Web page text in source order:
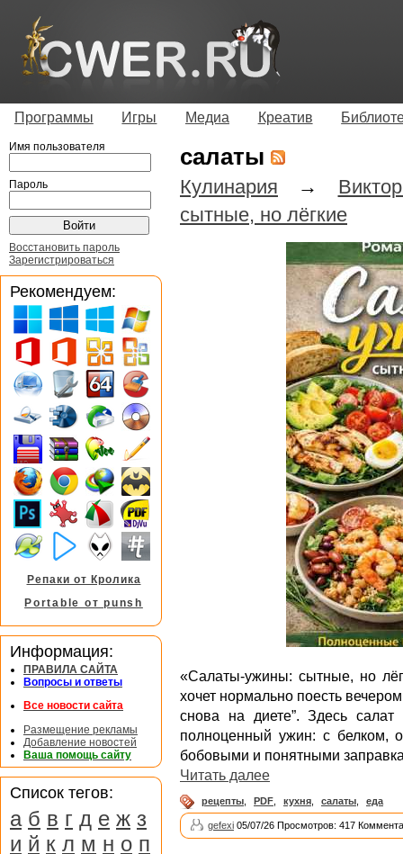
Программы Игры Медиа Креатив
салаты
Кулинария →
сытные, но лёгкие
«Салаты-ужины: сытные, но
хочет нормально поесть
снова на диете”. Здесь
полноценный ужин: с белком,
бобовыми и понятными
Читать далее
рецепты PDF кухня салаты еда
gefexi 05/07/26 Просмотров: 417
Имя пользователя
Пароль
Восстановить пароль
Зарегистрироваться
Рекомендуем:
Репаки от Кролика
Portable от punsh
Информация:
ПРАВИЛА САЙТА
Вопросы и ответы
Все новости сайта
Размещение рекламы
Добавление новостей
Ваша помощь сайту
Список тегов:
а б в г д е ж з
и й к л м н о п